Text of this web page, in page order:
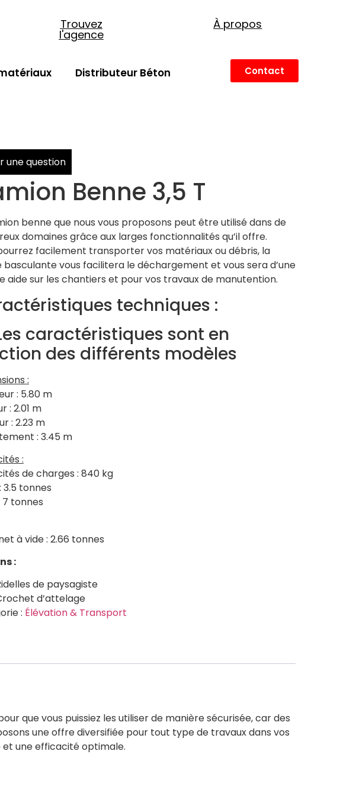
Trouvez
l'agence
À propos
Distributeur Béton
Contact
une question
Benne 3,5 T
benne que nous vous proposons peut être utilisé dans de
domaines grâce aux larges fonctionnalités qu’il offre.
facilement transporter vos matériaux ou débris, la
basculante vous facilitera le déchargement et vous sera d’une
aide sur les chantiers et pour vos travaux de manutention.
techniques :
caractéristiques sont en
des différents modèles
:
: 5.80 m
: 2.01 m
: 2.23 m
: 3.45 m
:
de charges : 840 kg
3.5 tonnes
7 tonnes
à vide : 2.66 tonnes
:
de paysagiste
d’attelage
: Élévation & Transport
que vous puissiez les utiliser de manière sécurisée, car des
une offre diversifiée pour tout type de travaux dans vos
et une efficacité optimale.